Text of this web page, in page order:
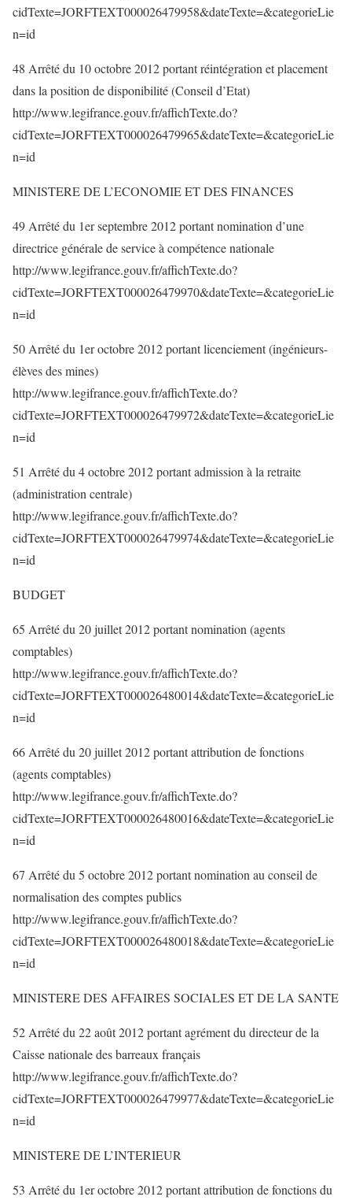
cidTexte=JORFTEXT000026479958&dateTexte=&categorieLie
n=id
48 Arrêté du 10 octobre 2012 portant réintégration et placement
dans la position de disponibilité (Conseil d’Etat)
http://www.legifrance.gouv.fr/affichTexte.do?
cidTexte=JORFTEXT000026479965&dateTexte=&categorieLie
n=id
MINISTERE DE L’ECONOMIE ET DES FINANCES
49 Arrêté du 1er septembre 2012 portant nomination d’une
directrice générale de service à compétence nationale
http://www.legifrance.gouv.fr/affichTexte.do?
cidTexte=JORFTEXT000026479970&dateTexte=&categorieLie
n=id
50 Arrêté du 1er octobre 2012 portant licenciement (ingénieurs-
élèves des mines)
http://www.legifrance.gouv.fr/affichTexte.do?
cidTexte=JORFTEXT000026479972&dateTexte=&categorieLie
n=id
51 Arrêté du 4 octobre 2012 portant admission à la retraite
(administration centrale)
http://www.legifrance.gouv.fr/affichTexte.do?
cidTexte=JORFTEXT000026479974&dateTexte=&categorieLie
n=id
BUDGET
65 Arrêté du 20 juillet 2012 portant nomination (agents
comptables)
http://www.legifrance.gouv.fr/affichTexte.do?
cidTexte=JORFTEXT000026480014&dateTexte=&categorieLie
n=id
66 Arrêté du 20 juillet 2012 portant attribution de fonctions
(agents comptables)
http://www.legifrance.gouv.fr/affichTexte.do?
cidTexte=JORFTEXT000026480016&dateTexte=&categorieLie
n=id
67 Arrêté du 5 octobre 2012 portant nomination au conseil de
normalisation des comptes publics
http://www.legifrance.gouv.fr/affichTexte.do?
cidTexte=JORFTEXT000026480018&dateTexte=&categorieLie
n=id
MINISTERE DES AFFAIRES SOCIALES ET DE LA SANTE
52 Arrêté du 22 août 2012 portant agrément du directeur de la
Caisse nationale des barreaux français
http://www.legifrance.gouv.fr/affichTexte.do?
cidTexte=JORFTEXT000026479977&dateTexte=&categorieLie
n=id
MINISTERE DE L’INTERIEUR
53 Arrêté du 1er octobre 2012 portant attribution de fonctions du